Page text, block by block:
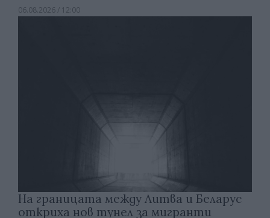
06.08.2026 / 12:00
На границата между Литва и Беларус
откриха нов тунел за мигранти